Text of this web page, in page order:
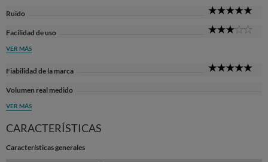
Ruido
Facilidad de uso
VER MÁS
Fiabilidad de la marca
Volumen real medido
VER MÁS
CARACTERÍSTICAS
Características generales